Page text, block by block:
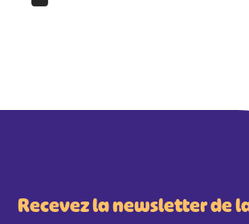
Recevez la newsletter de